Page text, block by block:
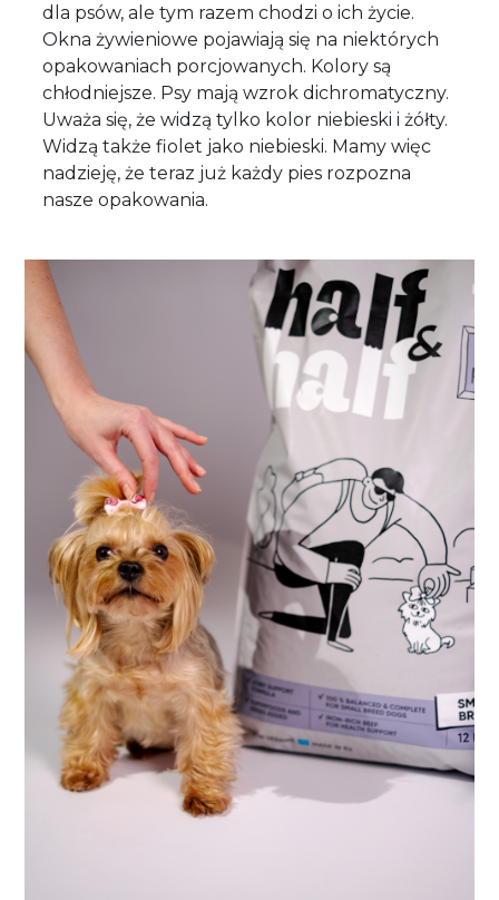
dla psów, ale tym razem chodzi o ich życie.
Okna żywieniowe pojawiają się na niektórych
opakowaniach porcjowanych. Kolory są
chłodniejsze. Psy mają wzrok dichromatyczny.
Uważa się, że widzą tylko kolor niebieski i żółty.
Widzą także fiolet jako niebieski. Mamy więc
nadzieję, że teraz już każdy pies rozpozna
nasze opakowania.